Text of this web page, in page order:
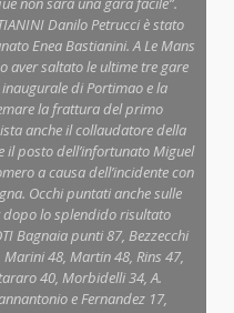
Danilo Petrucci è stato
Enea Bastianini. A Le Mans
aver saltato le ultime tre gare
di Portimao e la
la frattura del primo
anche il collaudatore della
il posto dell’infortunato Miguel
a causa dell’incidente con
Occhi puntati anche sulle
dopo lo splendido risultato
Bagnaia punti 87, Bezzecchi
48, Martin 48, Rins 47,
40, Morbidelli 34, A.
e Fernandez 17,